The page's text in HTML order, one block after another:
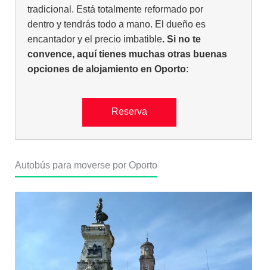
tradicional. Está totalmente reformado por
dentro y tendrás todo a mano. El dueño es
encantador y el precio imbatible. Si no te
convence, aquí tienes muchas otras buenas
opciones de alojamiento en Oporto:
Reserva
Autobús para moverse por Oporto